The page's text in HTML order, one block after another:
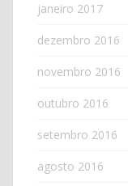
janeiro 2017
dezembro 2016
novembro 2016
outubro 2016
setembro 2016
agosto 2016